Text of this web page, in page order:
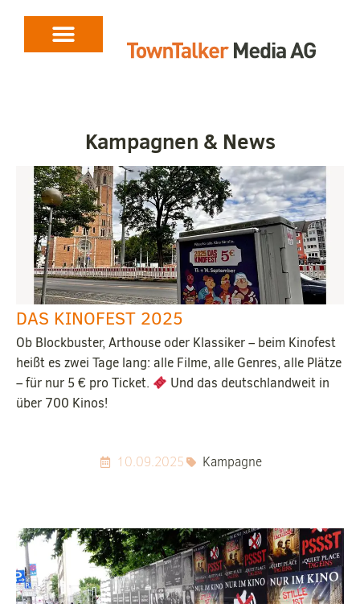
Kampagnen & News
DAS KINOFEST 2025
Ob Blockbuster, Arthouse oder Klassiker – beim Kinofest
heißt es zwei Tage lang: alle Filme, alle Genres, alle Plätze
– für nur 5 € pro Ticket.
Und das deutschlandweit in
über 700 Kinos!
10.09.2025 Kampagne